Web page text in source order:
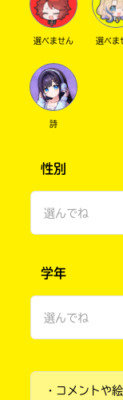
選べません 選べま
詩
性別
選んでね
ひみつ
学年
選んでね
小学2年
・コメントや